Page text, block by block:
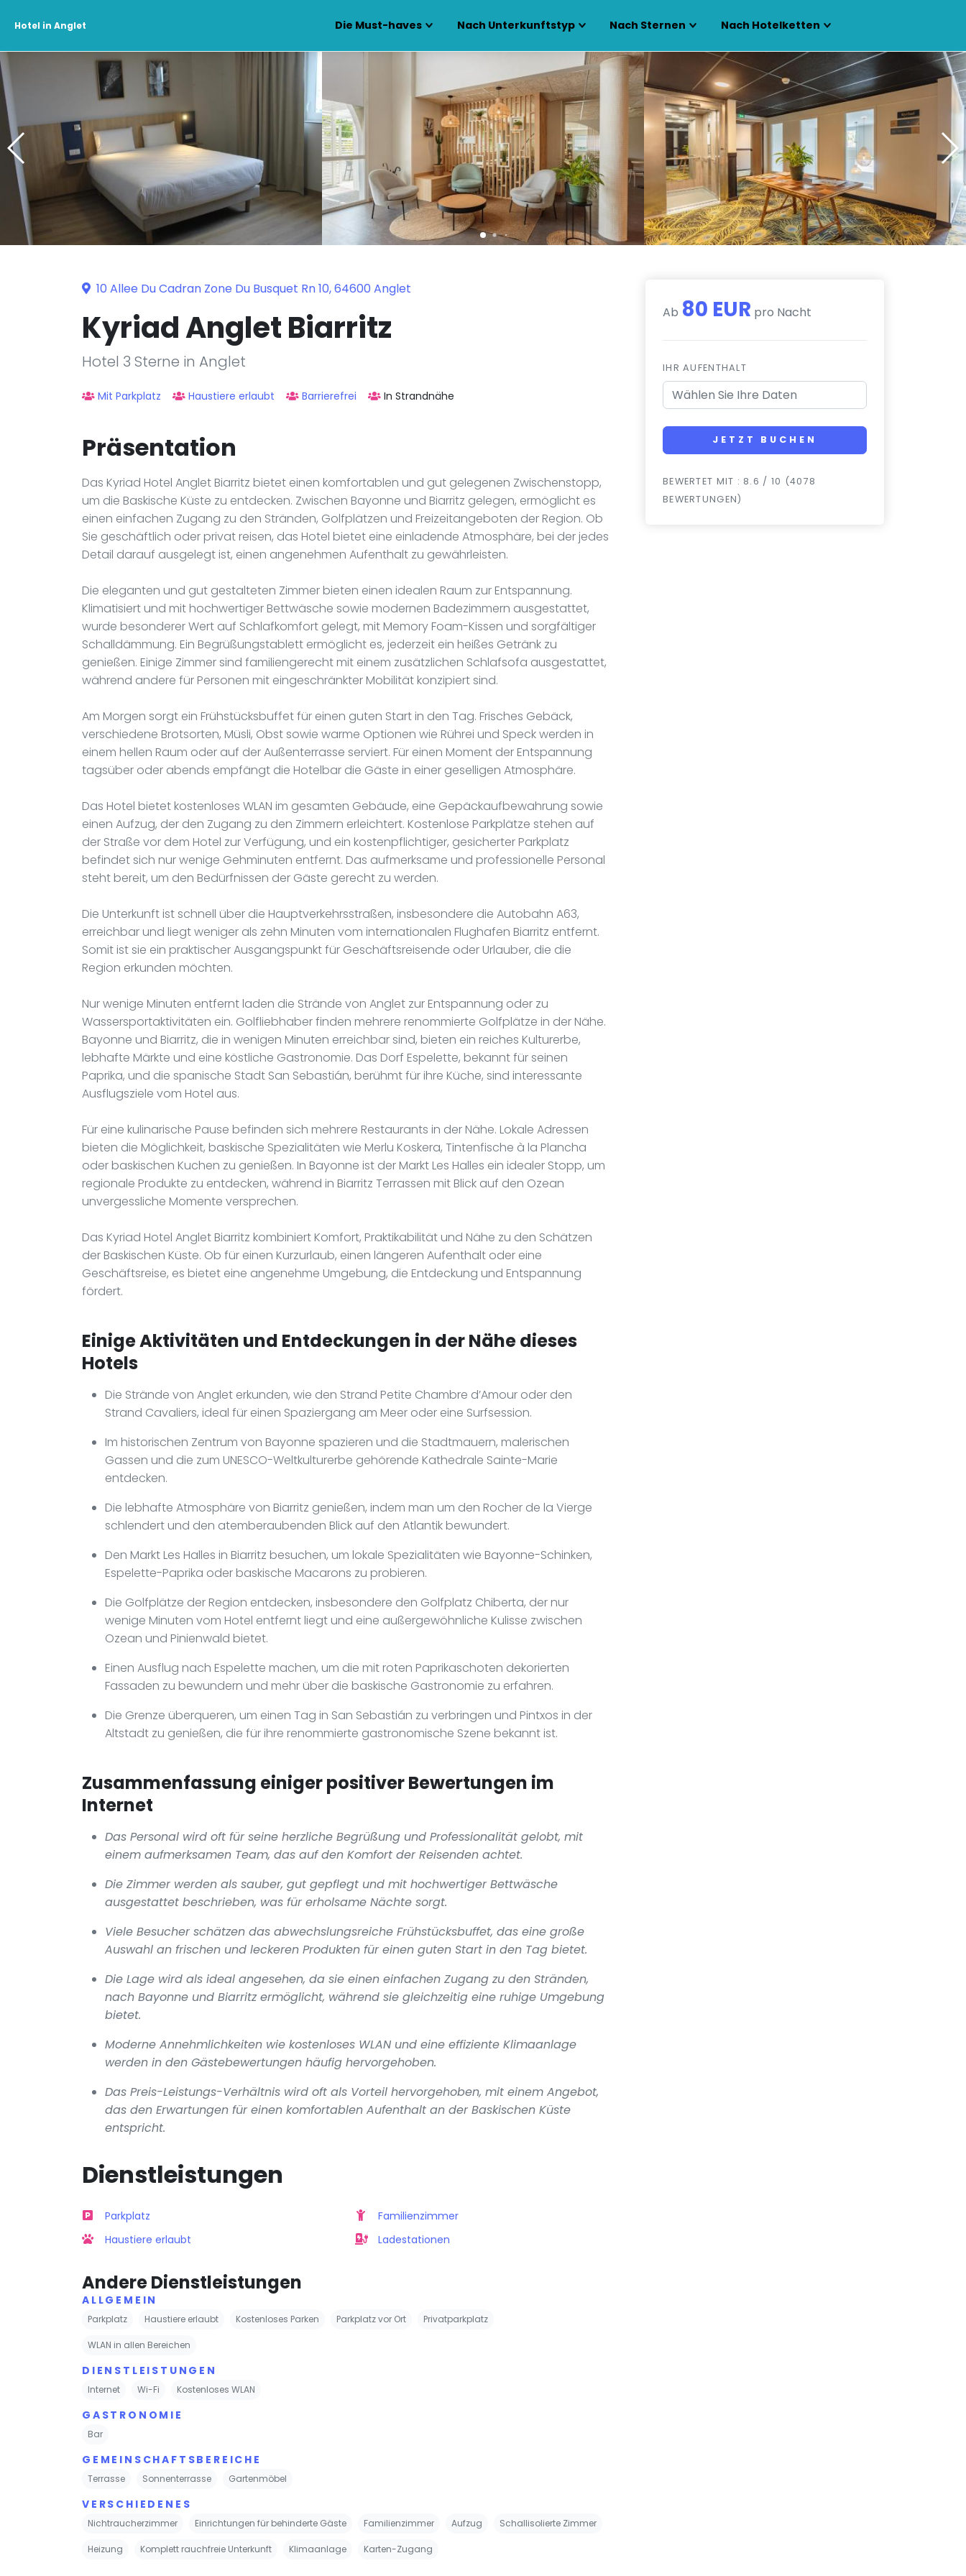
Hotel in Anglet Die Must-haves Nach Unterkunftstyp Nach Sternen Nach Hotelketten
10 Allee Du Cadran Zone Du Busquet Rn 10, 64600 Anglet
Kyriad Anglet Biarritz
Hotel 3 Sterne in Anglet
Mit Parkplatz Haustiere erlaubt Barrierefrei In Strandnähe
Präsentation
Das Kyriad Hotel Anglet Biarritz bietet einen komfortablen und gut gelegenen Zwischenstopp,
um die Baskische Küste zu entdecken. Zwischen Bayonne und Biarritz gelegen, ermöglicht es
einen einfachen Zugang zu den Stränden, Golfplätzen und Freizeitangeboten der Region. Ob
Sie geschäftlich oder privat reisen, das Hotel bietet eine einladende Atmosphäre, bei der jedes
Detail darauf ausgelegt ist, einen angenehmen Aufenthalt zu gewährleisten.
Die eleganten und gut gestalteten Zimmer bieten einen idealen Raum zur Entspannung.
Klimatisiert und mit hochwertiger Bettwäsche sowie modernen Badezimmern ausgestattet,
wurde besonderer Wert auf Schlafkomfort gelegt, mit Memory Foam-Kissen und sorgfältiger
Schalldämmung. Ein Begrüßungstablett ermöglicht es, jederzeit ein heißes Getränk zu
genießen. Einige Zimmer sind familiengerecht mit einem zusätzlichen Schlafsofa ausgestattet,
während andere für Personen mit eingeschränkter Mobilität konzipiert sind.
Am Morgen sorgt ein Frühstücksbuffet für einen guten Start in den Tag. Frisches Gebäck,
verschiedene Brotsorten, Müsli, Obst sowie warme Optionen wie Rührei und Speck werden in
einem hellen Raum oder auf der Außenterrasse serviert. Für einen Moment der Entspannung
tagsüber oder abends empfängt die Hotelbar die Gäste in einer geselligen Atmosphäre.
Das Hotel bietet kostenloses WLAN im gesamten Gebäude, eine Gepäckaufbewahrung sowie
einen Aufzug, der den Zugang zu den Zimmern erleichtert. Kostenlose Parkplätze stehen auf
der Straße vor dem Hotel zur Verfügung, und ein kostenpflichtiger, gesicherter Parkplatz
befindet sich nur wenige Gehminuten entfernt. Das aufmerksame und professionelle Personal
steht bereit, um den Bedürfnissen der Gäste gerecht zu werden.
Die Unterkunft ist schnell über die Hauptverkehrsstraßen, insbesondere die Autobahn A63,
erreichbar und liegt weniger als zehn Minuten vom internationalen Flughafen Biarritz entfernt.
Somit ist sie ein praktischer Ausgangspunkt für Geschäftsreisende oder Urlauber, die die
Region erkunden möchten.
Nur wenige Minuten entfernt laden die Strände von Anglet zur Entspannung oder zu
Wassersportaktivitäten ein. Golfliebhaber finden mehrere renommierte Golfplätze in der Nähe.
Bayonne und Biarritz, die in wenigen Minuten erreichbar sind, bieten ein reiches Kulturerbe,
lebhafte Märkte und eine köstliche Gastronomie. Das Dorf Espelette, bekannt für seinen
Paprika, und die spanische Stadt San Sebastián, berühmt für ihre Küche, sind interessante
Ausflugsziele vom Hotel aus.
Für eine kulinarische Pause befinden sich mehrere Restaurants in der Nähe. Lokale Adressen
bieten die Möglichkeit, baskische Spezialitäten wie Merlu Koskera, Tintenfische à la Plancha
oder baskischen Kuchen zu genießen. In Bayonne ist der Markt Les Halles ein idealer Stopp, um
regionale Produkte zu entdecken, während in Biarritz Terrassen mit Blick auf den Ozean
unvergessliche Momente versprechen.
Das Kyriad Hotel Anglet Biarritz kombiniert Komfort, Praktikabilität und Nähe zu den Schätzen
der Baskischen Küste. Ob für einen Kurzurlaub, einen längeren Aufenthalt oder eine
Geschäftsreise, es bietet eine angenehme Umgebung, die Entdeckung und Entspannung
fördert.
Einige Aktivitäten und Entdeckungen in der Nähe dieses
Hotels
Die Strände von Anglet erkunden, wie den Strand Petite Chambre d’Amour oder den
Strand Cavaliers, ideal für einen Spaziergang am Meer oder eine Surfsession.
Im historischen Zentrum von Bayonne spazieren und die Stadtmauern, malerischen
Gassen und die zum UNESCO-Weltkulturerbe gehörende Kathedrale Sainte-Marie
entdecken.
Die lebhafte Atmosphäre von Biarritz genießen, indem man um den Rocher de la Vierge
schlendert und den atemberaubenden Blick auf den Atlantik bewundert.
Den Markt Les Halles in Biarritz besuchen, um lokale Spezialitäten wie Bayonne-Schinken,
Espelette-Paprika oder baskische Macarons zu probieren.
Die Golfplätze der Region entdecken, insbesondere den Golfplatz Chiberta, der nur
wenige Minuten vom Hotel entfernt liegt und eine außergewöhnliche Kulisse zwischen
Ozean und Pinienwald bietet.
Einen Ausflug nach Espelette machen, um die mit roten Paprikaschoten dekorierten
Fassaden zu bewundern und mehr über die baskische Gastronomie zu erfahren.
Die Grenze überqueren, um einen Tag in San Sebastián zu verbringen und Pintxos in der
Altstadt zu genießen, die für ihre renommierte gastronomische Szene bekannt ist.
Zusammenfassung einiger positiver Bewertungen im
Internet
Das Personal wird oft für seine herzliche Begrüßung und Professionalität gelobt, mit
einem aufmerksamen Team, das auf den Komfort der Reisenden achtet.
Die Zimmer werden als sauber, gut gepflegt und mit hochwertiger Bettwäsche
ausgestattet beschrieben, was für erholsame Nächte sorgt.
Viele Besucher schätzen das abwechslungsreiche Frühstücksbuffet, das eine große
Auswahl an frischen und leckeren Produkten für einen guten Start in den Tag bietet.
Die Lage wird als ideal angesehen, da sie einen einfachen Zugang zu den Stränden,
nach Bayonne und Biarritz ermöglicht, während sie gleichzeitig eine ruhige Umgebung
bietet.
Moderne Annehmlichkeiten wie kostenloses WLAN und eine effiziente Klimaanlage
werden in den Gästebewertungen häufig hervorgehoben.
Das Preis-Leistungs-Verhältnis wird oft als Vorteil hervorgehoben, mit einem Angebot,
das den Erwartungen für einen komfortablen Aufenthalt an der Baskischen Küste
entspricht.
Dienstleistungen
Parkplatz
Haustiere erlaubt
Familienzimmer
Ladestationen
Andere Dienstleistungen
ALLGEMEIN
Parkplatz Haustiere erlaubt Kostenloses Parken Parkplatz vor Ort Privatparkplatz
WLAN in allen Bereichen
DIENSTLEISTUNGEN
Internet Wi-Fi Kostenloses WLAN
GASTRONOMIE
Bar
GEMEINSCHAFTSBEREICHE
Terrasse Sonnenterrasse Gartenmöbel
VERSCHIEDENES
Nichtraucherzimmer Einrichtungen für behinderte Gäste Familienzimmer Aufzug Schallisolierte Zimmer
Heizung Komplett rauchfreie Unterkunft Klimaanlage Karten-Zugang
Ab 80 EUR pro Nacht
IHR AUFENTHALT
JETZT BUCHEN
BEWERTET MIT : 8.6 / 10 (4078
BEWERTUNGEN)